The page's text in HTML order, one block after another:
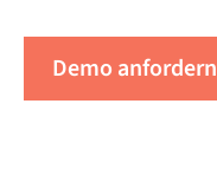
Demo anfordern